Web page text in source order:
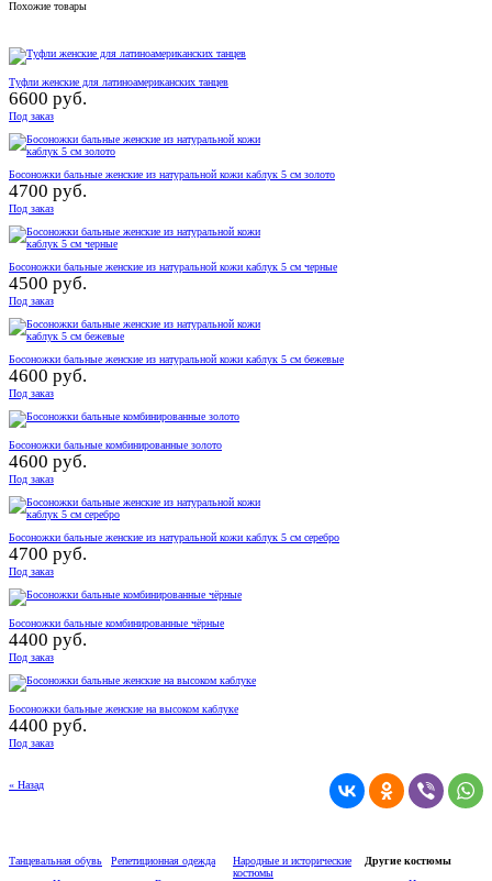
Похожие товары
Туфли женские для латиноамериканских танцев
6600 руб.
Под заказ
Босоножки бальные женские из натуральной кожи каблук 5 см золото
4700 руб.
Под заказ
Босоножки бальные женские из натуральной кожи каблук 5 см черные
4500 руб.
Под заказ
Босоножки бальные женские из натуральной кожи каблук 5 см бежевые
4600 руб.
Под заказ
Босоножки бальные комбинированные золото
4600 руб.
Под заказ
Босоножки бальные женские из натуральной кожи каблук 5 см серебро
4700 руб.
Под заказ
Босоножки бальные комбинированные чёрные
4400 руб.
Под заказ
Босоножки бальные женские на высоком каблуке
4400 руб.
Под заказ
« Назад
Танцевальная обувь
Репетиционная одежда
Народные и исторические
костюмы
Другие костюмы